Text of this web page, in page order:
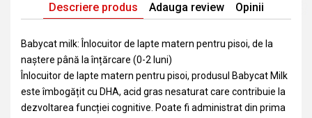
Descriere produs Adauga review Opinii
Babycat milk: Înlocuitor de lapte matern pentru pisoi, de la
naștere până la înțărcare (0-2 luni)
Înlocuitor de lapte matern pentru pisoi, produsul Babycat Milk
este îmbogățit cu DHA, acid gras nesaturat care contribuie la
dezvoltarea funcției cognitive. Poate fi administrat din prima